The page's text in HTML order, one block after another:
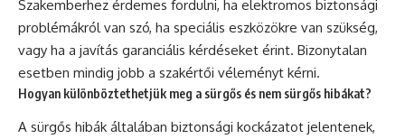
Szakemberhez érdemes fordulni, ha elektromos biztonsági
problémákról van szó, ha speciális eszközökre van szükség,
vagy ha a javítás garanciális kérdéseket érint. Bizonytalan
esetben mindig jobb a szakértői véleményt kérni.
Hogyan különböztethetjük meg a sürgős és nem sürgős hibákat?
A sürgős hibák általában biztonsági kockázatot jelentenek,